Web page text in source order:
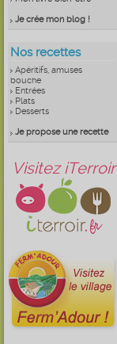
Je crée mon blog !
Nos recettes
Apéritifs, amuses
bouche
Entrées
Plats
Desserts
Je propose une recette
Visitez iTerroir